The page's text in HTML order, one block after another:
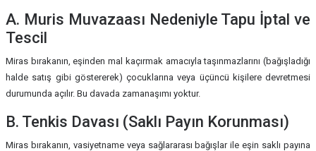
A. Muris Muvazaası Nedeniyle Tapu İptal ve
Tescil
Miras bırakanın, eşinden mal kaçırmak amacıyla taşınmazlarını (bağışladığı
halde satış gibi göstererek) çocuklarına veya üçüncü kişilere devretmesi
durumunda açılır. Bu davada zamanaşımı yoktur.
B. Tenkis Davası (Saklı Payın Korunması)
Miras bırakanın, vasiyetname veya sağlararası bağışlar ile eşin saklı payına